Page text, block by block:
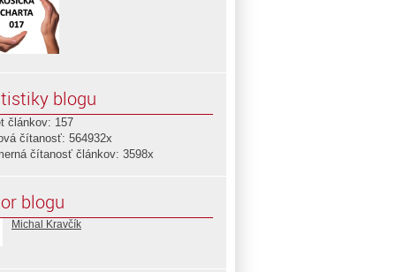
blogu
článkov: 157
čítanosť: 564932x
čítanosť článkov: 3598x
blogu
Michal Kravčík